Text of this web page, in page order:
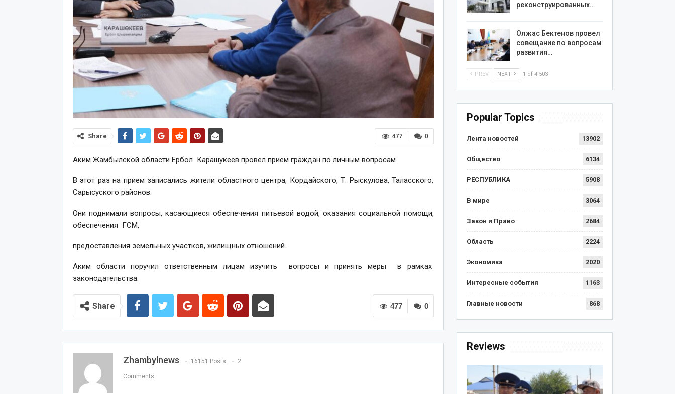
0
477
Share
Аким Жамбылской области Ербол Карашукеев провел прием граждан по личным вопросам.
В этот раз на прием записались жители областного центра, Кордайского, Т. Рыскулова, Таласского,
Сарысуского районов.
Они поднимали вопросы, касающиеся обеспечения питьевой водой, оказания социальной помощи,
обеспечения ГСМ,
предоставления земельных участков, жилищных отношений.
Аким области поручил ответственным лицам изучить вопросы и принять меры в рамках
законодательства.
0
477
Share
Zhambylnews 16151 Posts 2
Comments
реконструированных…
Олжас Бектенов провел
совещание по вопросам
развития…
PREV NEXT 1 of 4 503
Popular Topics
Лента новостей 13902
Общество 6134
РЕСПУБЛИКА 5908
В мире 3064
Закон и Право 2684
Область 2224
Экономика 2020
Интересные события 1163
Главные новости 868
Reviews